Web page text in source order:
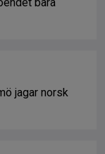
jagar norsk